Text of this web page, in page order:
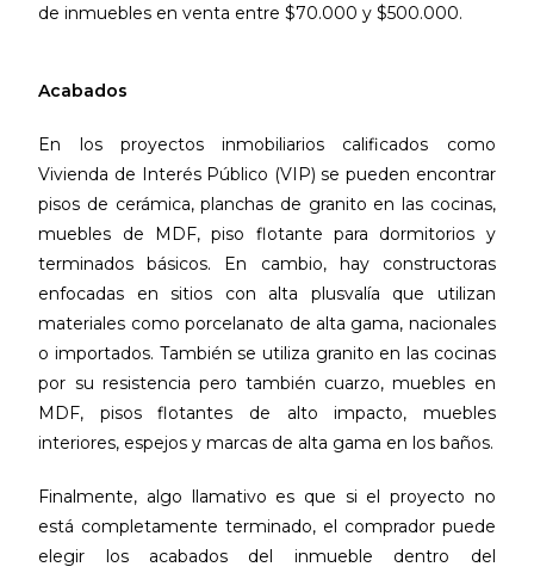
de inmuebles en venta entre $70.000 y $500.000.
Acabados
En los proyectos inmobiliarios calificados como
Vivienda de Interés Público (VIP) se pueden encontrar
pisos de cerámica, planchas de granito en las cocinas,
muebles de MDF, piso flotante para dormitorios y
terminados básicos. En cambio, hay constructoras
enfocadas en sitios con alta plusvalía que utilizan
materiales como porcelanato de alta gama, nacionales
o importados. También se utiliza granito en las cocinas
por su resistencia pero también cuarzo, muebles en
MDF, pisos flotantes de alto impacto, muebles
interiores, espejos y marcas de alta gama en los baños.
Finalmente, algo llamativo es que si el proyecto no
está completamente terminado, el comprador puede
elegir los acabados del inmueble dentro del